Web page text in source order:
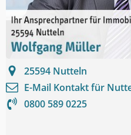
25594 Nutteln
E-Mail Kontakt für
0800 589 0225